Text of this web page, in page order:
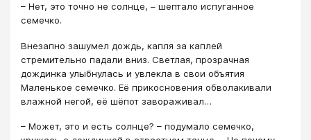
– Нет, это точно не солнце, – шептало испуганное
семечко.
Внезапно зашумел дождь, капля за каплей
стремительно падали вниз. Светлая, прозрачная
дождинка улыбнулась и увлекла в свои объятия
Маленькое семечко. Её прикосновения обволакивали
влажной негой, её шёпот завораживал…
– Может, это и есть солнце? – подумало семечко,